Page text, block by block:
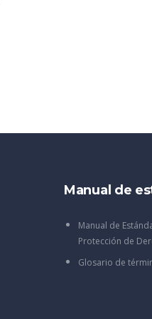
Manual de
Manual de
Protección de
Glosario de